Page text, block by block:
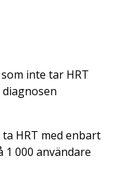
inte tar HRT
HRT med enbart
000 användare